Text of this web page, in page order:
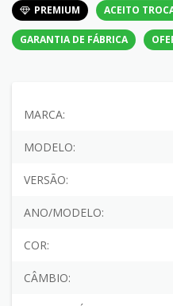
PREMIUM ACEITO
GARANTIA DE FÁBRICA
MARCA:
MODELO:
VERSÃO:
ANO/MODELO:
COR:
CÂMBIO: